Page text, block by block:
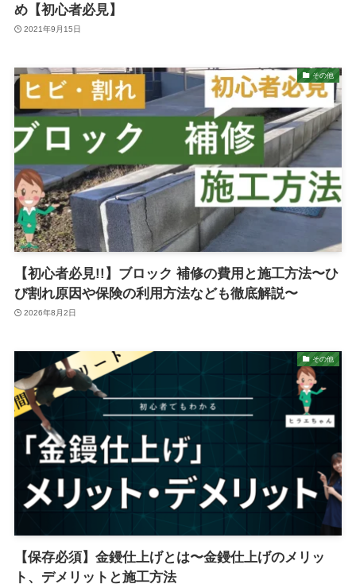
め【初心者必見】
2021年9月15日
その他
【初心者必見!!】ブロック 補修の費用と施工方法〜ひ
び割れ原因や保険の利用方法なども徹底解説〜
2026年8月2日
その他
【保存必須】金鏝仕上げとは〜金鏝仕上げのメリッ
ト、デメリットと施工方法